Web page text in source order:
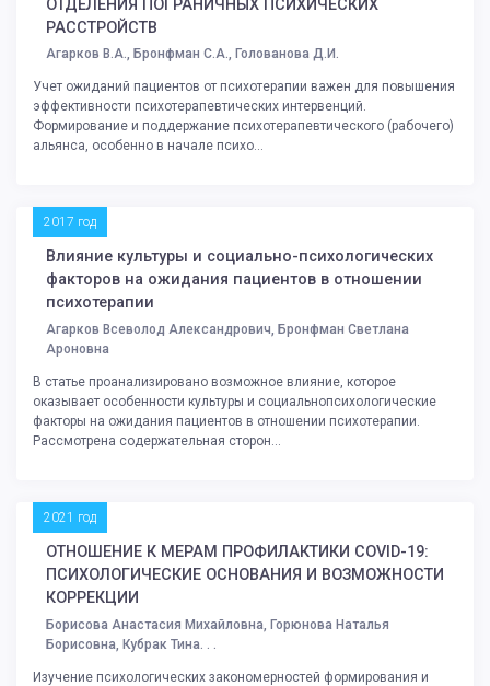
ОТДЕЛЕНИЯ ПОГРАНИЧНЫХ ПСИХИЧЕСКИХ
РАССТРОЙСТВ
Агарков В.А., Бронфман С.А., Голованова Д.И.
Учет ожиданий пациентов от психотерапии важен для повышения
эффективности психотерапевтических интервенций.
Формирование и поддержание психотерапевтического (рабочего)
альянса, особенно в начале психо...
2017 год
Влияние культуры и социально-психологических
факторов на ожидания пациентов в отношении
психотерапии
Агарков Всеволод Александрович, Бронфман Светлана
Ароновна
В статье проанализировано возможное влияние, которое
оказывает особенности культуры и социальнопсихологические
факторы на ожидания пациентов в отношении психотерапии.
Рассмотрена содержательная сторон...
2021 год
ОТНОШЕНИЕ К МЕРАМ ПРОФИЛАКТИКИ COVID-19:
ПСИХОЛОГИЧЕСКИЕ ОСНОВАНИЯ И ВОЗМОЖНОСТИ
КОРРЕКЦИИ
Борисова Анастасия Михайловна, Горюнова Наталья
Борисовна, Кубрак Тина. . .
Изучение психологических закономерностей формирования и